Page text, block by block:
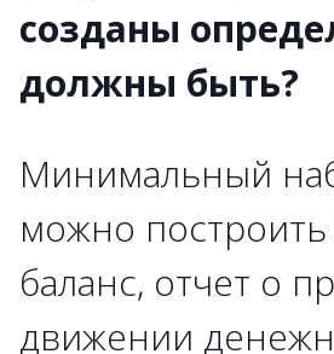
созданы
должны быть?
Минимальный
можно
баланс, отчет о
движении